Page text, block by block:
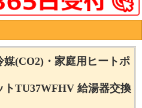
(CO2)・家庭用ヒートポ
トTU37WFHV 給湯器交換